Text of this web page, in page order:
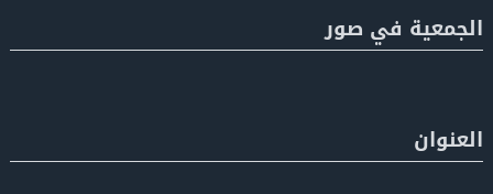
الجمعية في صور
العنوان